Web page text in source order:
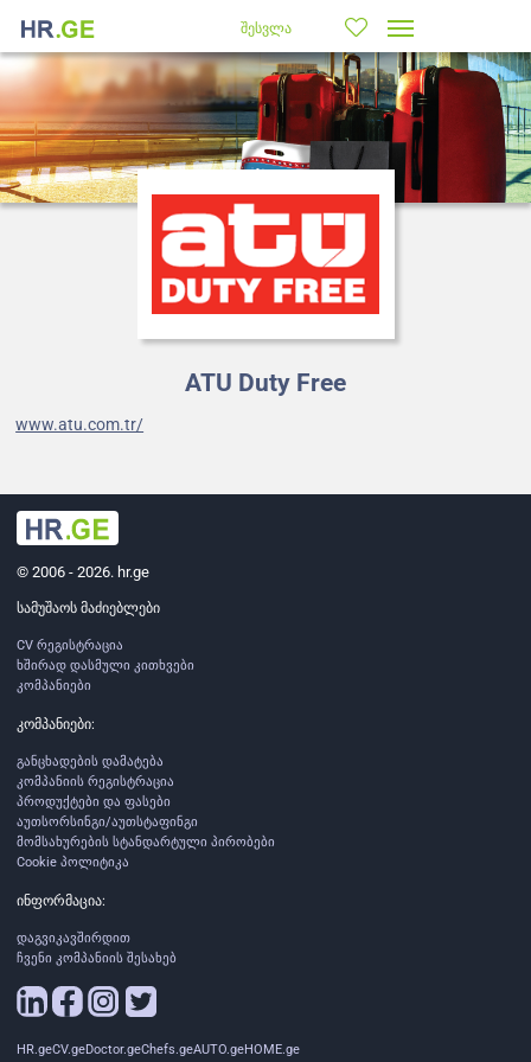
შესვლა
ATU Duty Free
www.atu.com.tr/
© 2006 - 2026. hr.ge
სამუშაოს მაძიებლები
CV რეგისტრაცია
ხშირად დასმული კითხვები
კომპანიები
კომპანიები:
განცხადების დამატება
კომპანიის რეგისტრაცია
პროდუქტები და ფასები
აუთსორსინგი/აუთსტაფინგი
მომსახურების სტანდარტული პირობები
Cookie პოლიტიკა
ინფორმაცია:
დაგვიკავშირდით
ჩვენი კომპანიის შესახებ
HR.geCV.geDoctor.geChefs.geAUTO.geHOME.ge